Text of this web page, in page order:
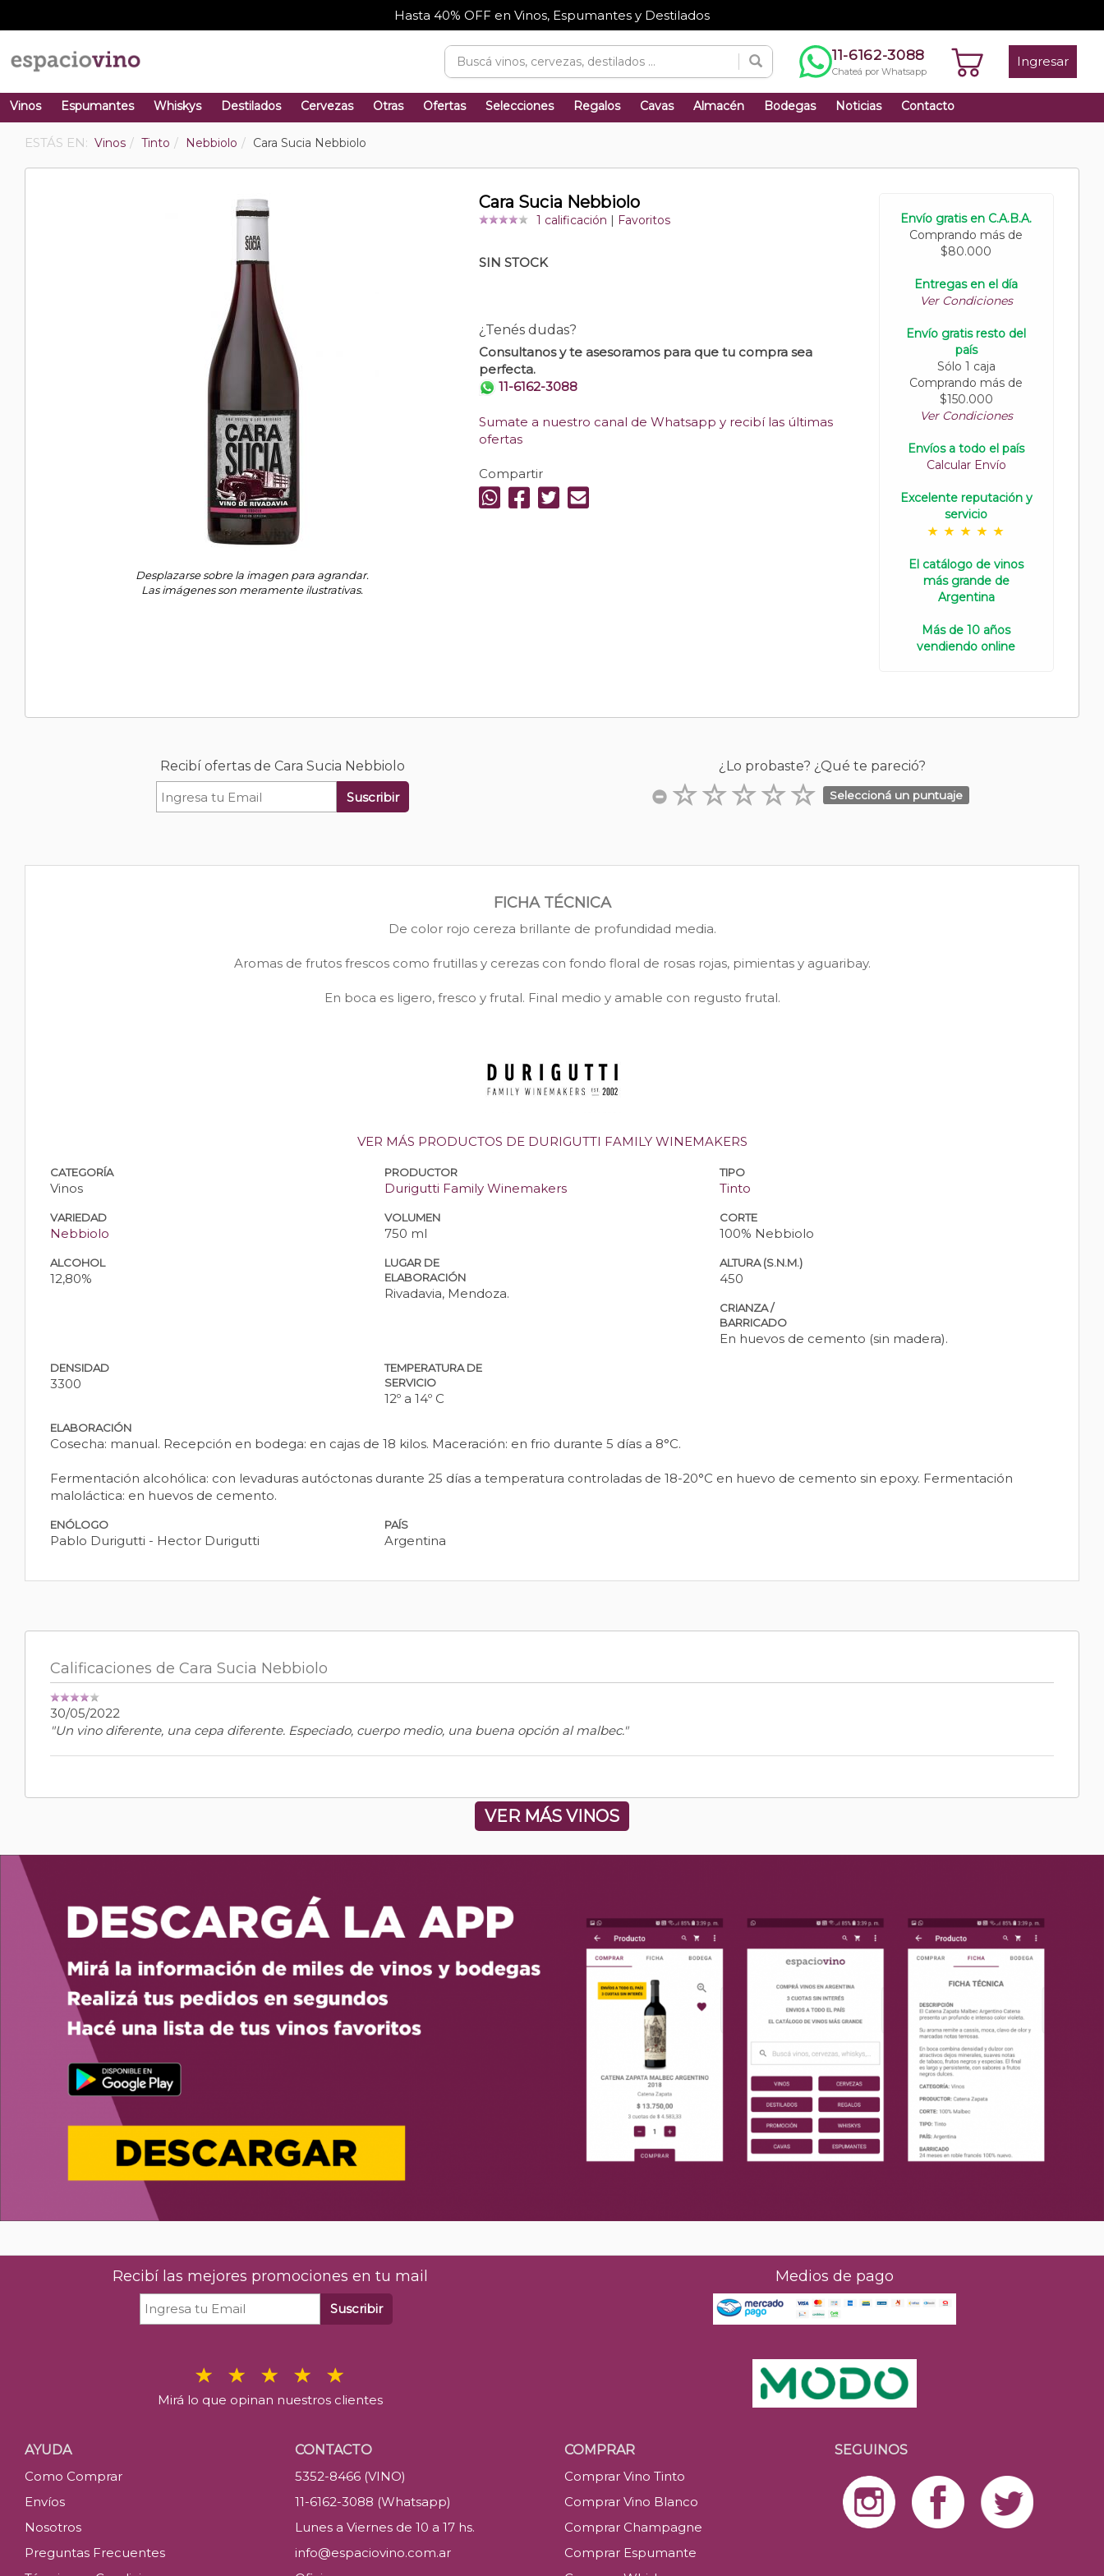
Hasta 40% OFF en Vinos, Espumantes y Destilados
11-6162-3088
Chateá por Whatsapp
Ingresar
Vinos Espumantes Whiskys Destilados Cervezas Otras Ofertas Selecciones Regalos Cavas Almacén Bodegas Noticias Contacto
ESTÁS EN: Vinos Tinto Nebbiolo Cara Sucia Nebbiolo
Desplazarse sobre la imagen para agrandar.
Las imágenes son meramente ilustrativas.
Cara Sucia Nebbiolo
1 calificación Favoritos
SIN STOCK
¿Tenés dudas?
Consultanos y te asesoramos para que tu compra sea
perfecta.
11-6162-3088
Sumate a nuestro canal de Whatsapp y recibí las últimas
ofertas
Compartir
Envío gratis en C.A.B.A.
Comprando más de
$80.000
Entregas en el día
Ver Condiciones
Envío gratis resto del
país
Sólo 1 caja
Comprando más de
$150.000
Ver Condiciones
Envíos a todo el país
Calcular Envío
Excelente reputación y
servicio
El catálogo de vinos
más grande de
Argentina
Más de 10 años
vendiendo online
Recibí ofertas de Cara Sucia Nebbiolo
Suscribir
¿Lo probaste? ¿Qué te pareció?
Seleccioná un puntuaje
FICHA TÉCNICA
De color rojo cereza brillante de profundidad media.
Aromas de frutos frescos como frutillas y cerezas con fondo floral de rosas rojas, pimientas y aguaribay.
En boca es ligero, fresco y frutal. Final medio y amable con regusto frutal.
VER MÁS PRODUCTOS DE DURIGUTTI FAMILY WINEMAKERS
CATEGORÍA
Vinos
PRODUCTOR
Durigutti Family Winemakers
TIPO
Tinto
VARIEDAD
Nebbiolo
VOLUMEN
750 ml
CORTE
100% Nebbiolo
ALCOHOL
12,80%
LUGAR DE
ELABORACIÓN
Rivadavia, Mendoza.
ALTURA (S.N.M.)
450
CRIANZA /
BARRICADO
En huevos de cemento (sin madera).
DENSIDAD
3300
TEMPERATURA DE
SERVICIO
12º a 14º C
ELABORACIÓN
Cosecha: manual. Recepción en bodega: en cajas de 18 kilos. Maceración: en frio durante 5 días a 8°C.
Fermentación alcohólica: con levaduras autóctonas durante 25 días a temperatura controladas de 18-20°C en huevo de cemento sin epoxy. Fermentación
maloláctica: en huevos de cemento.
ENÓLOGO
Pablo Durigutti - Hector Durigutti
PAÍS
Argentina
Calificaciones de Cara Sucia Nebbiolo
30/05/2022
"Un vino diferente, una cepa diferente. Especiado, cuerpo medio, una buena opción al malbec."
VER MÁS VINOS
Recibí las mejores promociones en tu mail
Suscribir
Mirá lo que opinan nuestros clientes
Medios de pago
AYUDA
Como Comprar
Envíos
Nosotros
Preguntas Frecuentes
CONTACTO
5352-8466 (VINO)
11-6162-3088 (Whatsapp)
Lunes a Viernes de 10 a 17 hs.
info@espaciovino.com.ar
COMPRAR
Comprar Vino Tinto
Comprar Vino Blanco
Comprar Champagne
Comprar Espumante
SEGUINOS